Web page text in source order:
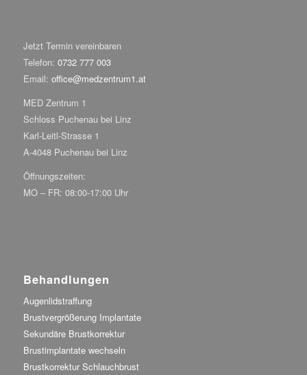
Jetzt Termin vereinbaren
Telefon: 0732 777 003
Email: office@medzentrum1.at
MED Zentrum 1
Schloss Puchenau bei Linz
Karl-Leitl-Strasse 1
A-4048 Puchenau bei Linz
Öffnungszeiten:
MO – FR: 08:00-17:00 Uhr
Behandlungen
Augenlidstraffung
Brustvergrößerung Implantate
Sekundäre Brustkorrektur
Brustimplantate wechseln
Brustkorrektur Schlauchbrust